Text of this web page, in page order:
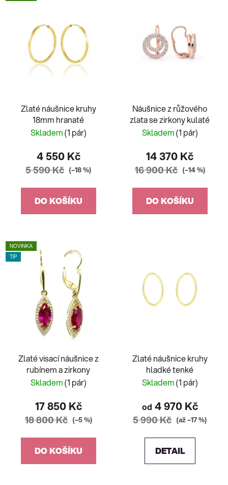
Zlaté náušnice kruhy
18mm hranaté
Skladem(1 pár)
4 550 Kč
5 590 Kč (–18 %)
DO KOŠÍKU
Náušnice z růžového
zlata se zirkony kulaté
Skladem(1 pár)
14 370 Kč
16 900 Kč (–14 %)
DO KOŠÍKU
NOVINKA
TIP
Zlaté visací náušnice z
rubínem a zirkony
Skladem(1 pár)
17 850 Kč
18 800 Kč (–5 %)
DO KOŠÍKU
Zlaté náušnice kruhy
hladké tenké
Skladem(1 pár)
od 4 970 Kč
5 990 Kč (až –17 %)
DETAIL